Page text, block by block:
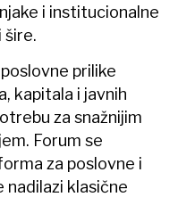
i institucionalne
šire.
prilike
kapitala i javnih
za snažnijim
Forum se
za poslovne i
klasične